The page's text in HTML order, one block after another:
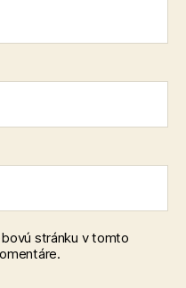
stránku v tomto